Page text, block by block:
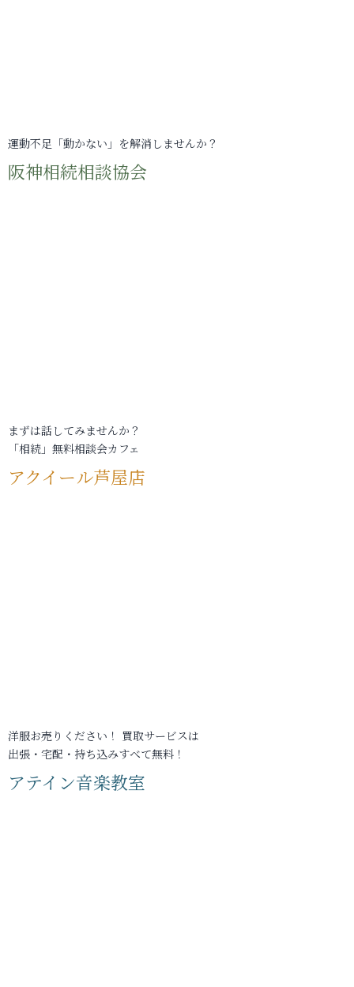
運動不足「動かない」を解消しませんか？
阪神相続相談協会
まずは話してみませんか？
「相続」無料相談会カフェ
アクイール芦屋店
洋服お売りください！ 買取サービスは
出張・宅配・持ち込みすべて無料！
アテイン音楽教室